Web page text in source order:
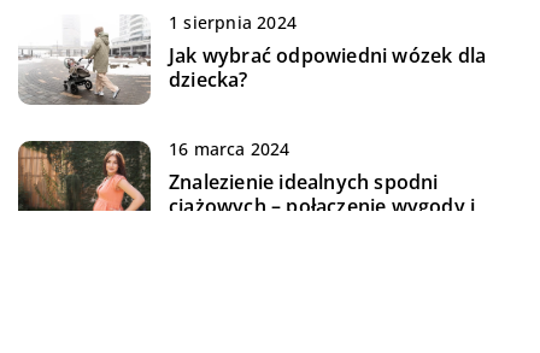
1 sierpnia 2024
Jak wybrać odpowiedni wózek dla
dziecka?
16 marca 2024
Znalezienie idealnych spodni
ciążowych – połączenie wygody i